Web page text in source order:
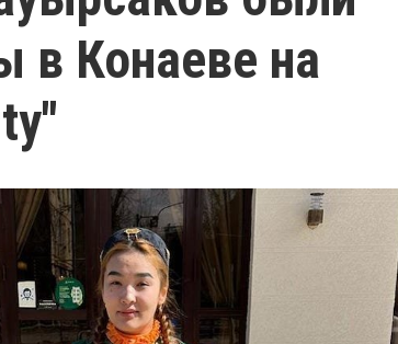
в Конаеве на